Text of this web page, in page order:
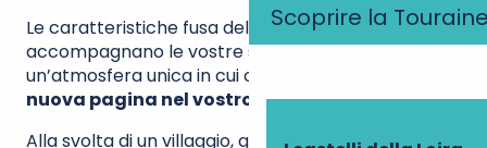
Scoprire la
Le caratteristiche fusa del motore a due cilindri
accompagnano le vostre scoperte, creando
un’atmosfera unica in cui ogni curva diventa
nuova pagina nel vostro album dei ricordi.
Alla svolta di un villaggio, gli abitanti del luogo vi